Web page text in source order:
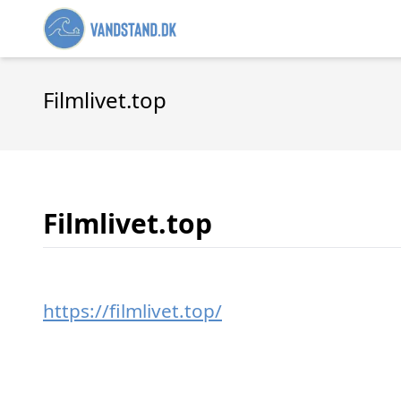
Filmlivet.top
Filmlivet.top
https://filmlivet.top/